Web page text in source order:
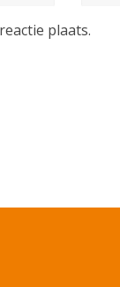
plaats.